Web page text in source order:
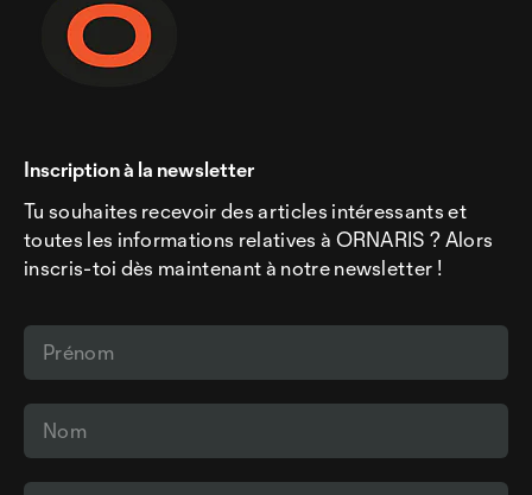
Inscription à la newsletter
Tu souhaites recevoir des articles intéressants et
toutes les informations relatives à ORNARIS ? Alors
inscris-toi dès maintenant à notre newsletter !